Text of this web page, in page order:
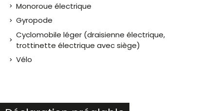
Monoroue électrique
Gyropode
Cyclomobile léger (draisienne électrique,
trottinette électrique avec siège)
Vélo